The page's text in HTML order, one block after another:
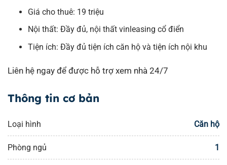
Giá cho thuê: 19 triệu
Nội thất: Đầy đủ, nội thất vinleasing cổ điển
Tiện ích: Đầy đủ tiện ích căn hộ và tiện ích nội khu
Liên hệ ngay để được hỗ trợ xem nhà 24/7
Thông tin cơ bản
Loại hình Căn hộ
Phòng ngủ 1